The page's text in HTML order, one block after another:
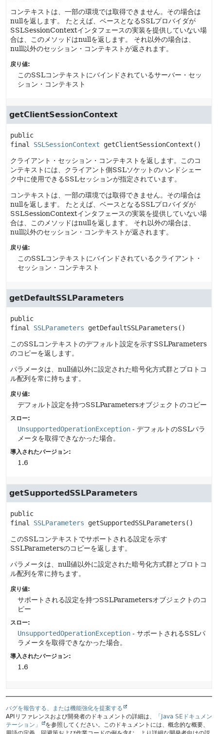
コンテキストは、一部の環境では取得できません。その場合は
nullを返します。
たとえば、ベースとなるSSLプロバイダが
SSLSessionContextインタフェースの実装を提供していない場
合は、このメソッドはnullを返します。
それ以外の場合は、
null以外のセッション・コンテキストが返されます。
戻り値:
このSSLコンテキストにバインドされているサーバー・セッ
ション・コンテキスト
getClientSessionContext
public
final
SSLSessionContext getClientSessionContext ()
クライアント・セッション・コンテキストを返します。このコ
ンテキストには、クライアント側SSLソケットのハンドシェー
ク中に使用できるSSLセッションが指定されています。
コンテキストは、一部の環境では取得できません。その場合は
nullを返します。
たとえば、ベースとなるSSLプロバイダが
SSLSessionContextインタフェースの実装を提供していない場
合は、このメソッドはnullを返します。
それ以外の場合は、
null以外のセッション・コンテキストが返されます。
戻り値:
このSSLコンテキストにバインドされているクライアント・
セッション・コンテキスト
getDefaultSSLParameters
public
final
SSLParameters getDefaultSSLParameters ()
このSSLコンテキストのデフォルト設定を示すSSLParameters
のコピーを返します。
パラメータは、null値以外に設定された暗号化方式群とプロトコ
ル配列を常に持ちます。
戻り値:
デフォルト設定を持つSSLParametersオブジェクトのコピー
スロー:
UnsupportedOperationException - デフォルトのSSLパラ
メータを取得できなかった場合。
導入されたバージョン:
1.6
getSupportedSSLParameters
public
final
SSLParameters getSupportedSSLParameters ()
このSSLコンテキストでサポートされる設定を示す
SSLParametersのコピーを返します。
パラメータは、null値以外に設定された暗号化方式群とプロトコ
ル配列を常に持ちます。
戻り値:
サポートされる設定を持つSSLParametersオブジェクトのコ
ピー
スロー:
UnsupportedOperationException - サポートされるSSLパ
ラメータを取得できなかった場合。
導入されたバージョン:
1.6
バグを報告する、または機能強化を提案する
APIリファレンスおよび開発者のドキュメントの詳細は、
「Java SEドキュメン
テーション」
を参照してください。このドキュメントには、概念的な概要、